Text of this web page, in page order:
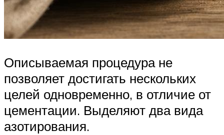
Описываемая процедура не
позволяет достигать нескольких
целей одновременно, в отличие от
цементации. Выделяют два вида
азотирования.